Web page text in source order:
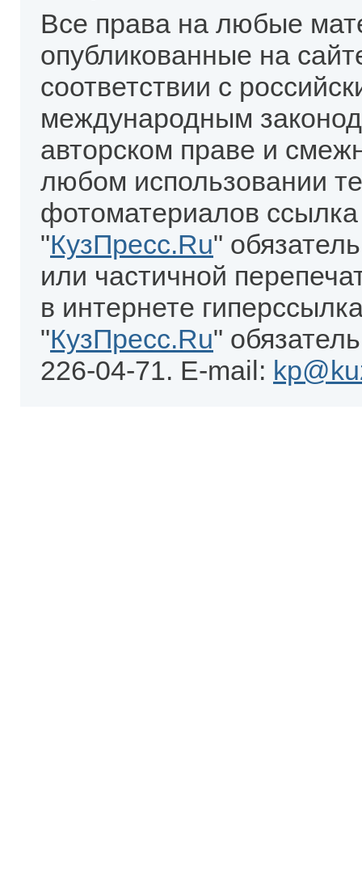
Все права на любые
опубликованные на
соответствии с
международным
авторском праве и
любом использовании
фотоматериалов
"КузПресс.Ru"
или частичной
в интернете
"КузПресс.Ru"
226-04-71. E-mail: